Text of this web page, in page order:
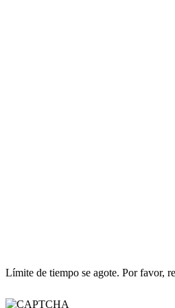
Límite de tiempo se agote. Por favor,